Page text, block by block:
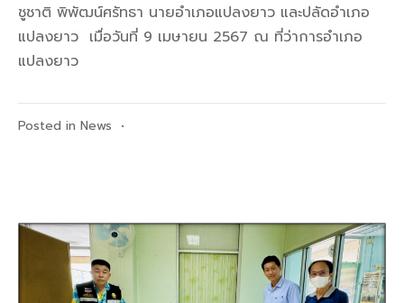
ชูชาติ พิพัฒน์ศรัทธา นายอำเภอแปลงยาว และปลัดอำเภอ
แปลงยาว เมื่อวันที่ 9 เมษายน 2567 ณ ที่ว่าการอำเภอ
แปลงยาว
Posted in News •